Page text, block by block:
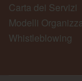
Carta dei Servizi
Modelli
Whistleblowing